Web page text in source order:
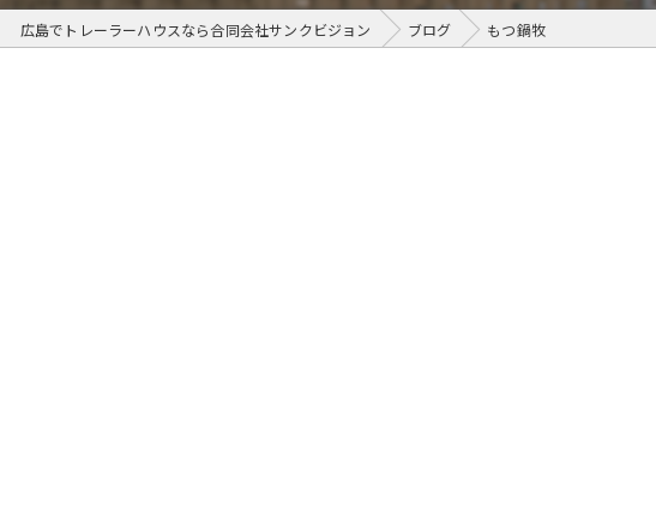
広島でトレーラーハウスなら合同会社サンクビジョン ブログ もつ鍋牧